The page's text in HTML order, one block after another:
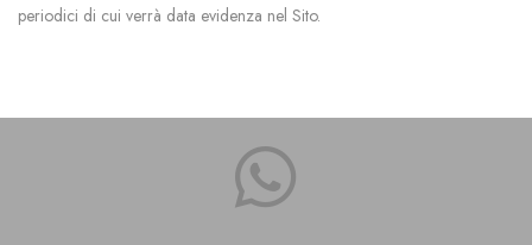
periodici di cui verrà data evidenza nel Sito.